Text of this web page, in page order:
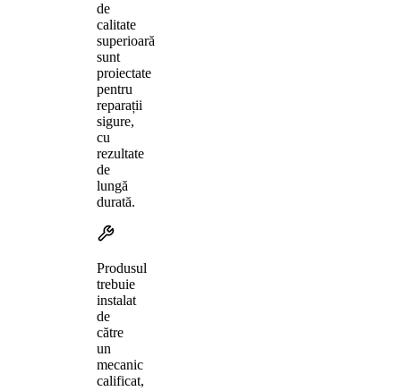
de
calitate
superioară
sunt
proiectate
pentru
reparații
sigure,
cu
rezultate
de
lungă
durată.
Produsul
trebuie
instalat
de
către
un
mecanic
calificat,